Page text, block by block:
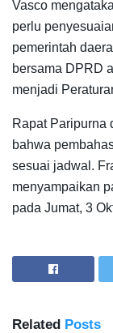
Vasco
perlu
pemerintah
bersama DPRD
menjadi
Rapat Paripurna
bahwa
sesuai jadwal.
menyampaikan
pada Jumat, 3
Related Posts